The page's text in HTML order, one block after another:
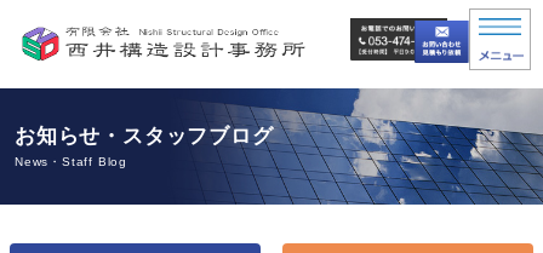
お知らせ・スタッフブログ
News・Staff Blog